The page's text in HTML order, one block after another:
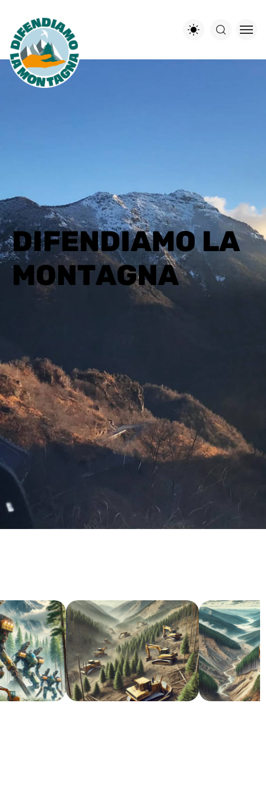
DIFENDIAMOLA
MONTAGNA